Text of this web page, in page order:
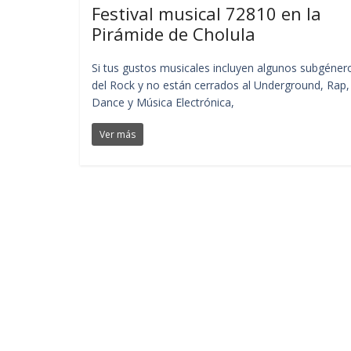
Festival musical 72810 en la
Pirámide de Cholula
Si tus gustos musicales incluyen algunos
del Rock y no están cerrados al Underground, Rap,
Dance y Música Electrónica,
Ver más